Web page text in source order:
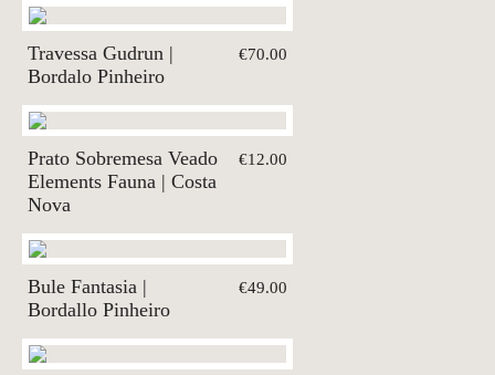
Travessa Gudrun |
Bordalo Pinheiro
€70.00
Prato Sobremesa Veado
Elements Fauna | Costa
Nova
€12.00
Bule Fantasia |
Bordallo Pinheiro
€49.00